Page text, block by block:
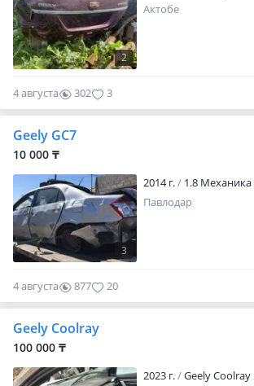
2
Актобе
4 августа 302 3
Geely GC7
10 000 ₸
3
2014 г.
1.8 Механика
Павлодар
4 августа 877 20
Geely Coolray
100 000 ₸
2023 г.
Geely